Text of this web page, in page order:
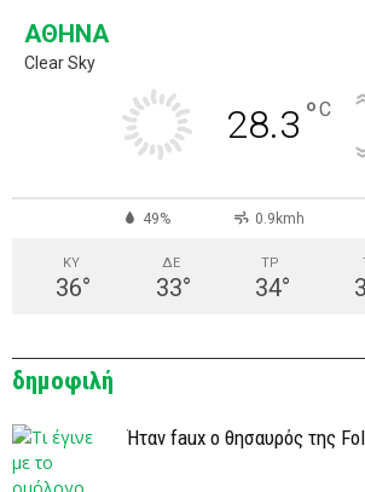
ΑΘΉΝΑ
Clear Sky
28.3 °C
49% 0.9kmh
ΚΥ
36°
ΔΕ
33°
ΤΡ
34°
δημοφιλή
Ήταν faux ο θησαυρός της